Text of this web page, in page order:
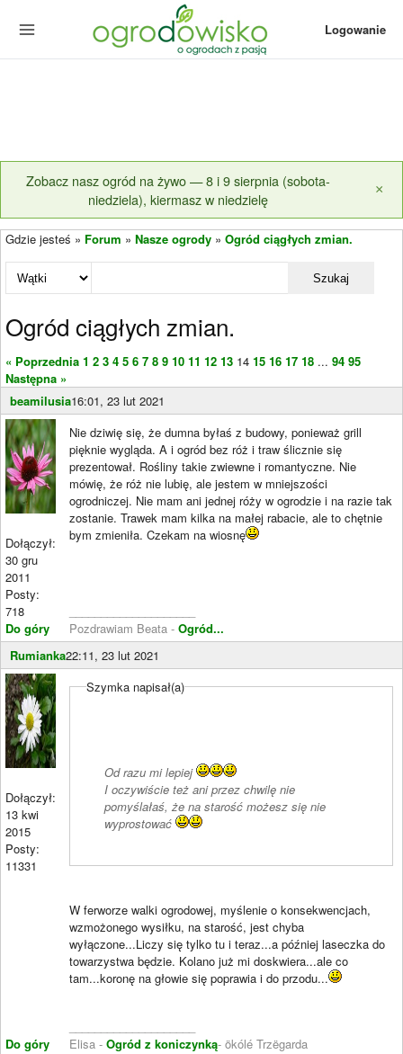
Logowanie
Zobacz nasz ogród na żywo — 8 i 9 sierpnia (sobota-
niedziela), kiermasz w niedzielę
×
Gdzie jesteś » Forum » Nasze ogrody » Ogród ciągłych zmian.
Szukaj
Ogród ciągłych zmian.
« Poprzednia 1 2 3 4 5 6 7 8 9 10 11 12 13 14 15 16 17 18 ... 94 95
Następna »
beamilusia16:01, 23 lut 2021
Dołączył:
30 gru
2011
Posty:
718
Do góry
Nie dziwię się, że dumna byłaś z budowy, ponieważ grill
pięknie wygląda. A i ogród bez róż i traw ślicznie się
prezentował. Rośliny takie zwiewne i romantyczne. Nie
mówię, że róż nie lubię, ale jestem w mniejszości
ogrodniczej. Nie mam ani jednej róży w ogrodzie i na razie tak
zostanie. Trawek mam kilka na małej rabacie, ale to chętnie
bym zmieniła. Czekam na wiosnę
Pozdrawiam Beata - Ogród...
Rumianka22:11, 23 lut 2021
Dołączył:
13 kwi
2015
Posty:
11331
Do góry
Szymka napisał(a)
Od razu mi lepiej
I oczywiście też ani przez chwilę nie
pomyślałaś, że na starość możesz się nie
wyprostować
W ferworze walki ogrodowej, myślenie o konsekwencjach,
wzmożonego wysiłku, na starość, jest chyba
wyłączone...Liczy się tylko tu i teraz...a później laseczka do
towarzystwa będzie. Kolano już mi doskwiera...ale co
tam...koronę na głowie się poprawia i do przodu...
Elisa - Ogród z koniczynką- ökólé Trzëgarda